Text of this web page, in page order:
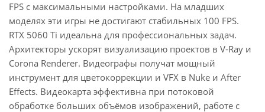
FPS с максимальными настройками. На младших
моделях эти игры не достигают стабильных 100 FPS.
RTX 5060 Ti идеальна для профессиональных задач.
Архитекторы ускорят визуализацию проектов в V-Ray и
Corona Renderer. Видеографы получат мощный
инструмент для цветокоррекции и VFX в Nuke и After
Effects. Видеокарта эффективна при потоковой
обработке больших объёмов изображений, работе с